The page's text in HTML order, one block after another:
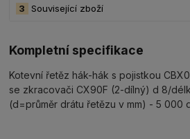
Související zboží
3
Kompletní specifikace
Kotevní řetěz hák-hák s pojistkou
se zkracovači CX90F (2-dílný) d 8/
(d=průměr drátu řetězu v mm) - 5 000